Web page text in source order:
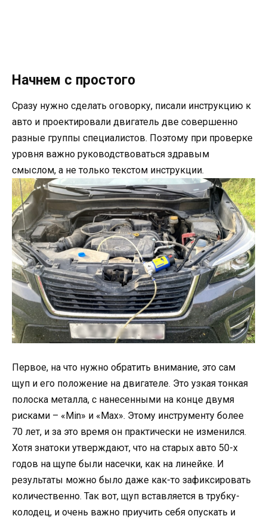
Начнем с простого
Сразу нужно сделать оговорку, писали инструкцию к
авто и проектировали двигатель две совершенно
разные группы специалистов. Поэтому при проверке
уровня важно руководствоваться здравым
смыслом, а не только текстом инструкции.
Первое, на что нужно обратить внимание, это сам
щуп и его положение на двигателе. Это узкая тонкая
полоска металла, с нанесенными на конце двумя
рисками – «Мin» и «Max». Этому инструменту более
70 лет, и за это время он практически не изменился.
Хотя знатоки утверждают, что на старых авто 50-х
годов на щупе были насечки, как на линейке. И
результаты можно было даже как-то зафиксировать
количественно. Так вот, щуп вставляется в трубку-
колодец, и очень важно приучить себя опускать и